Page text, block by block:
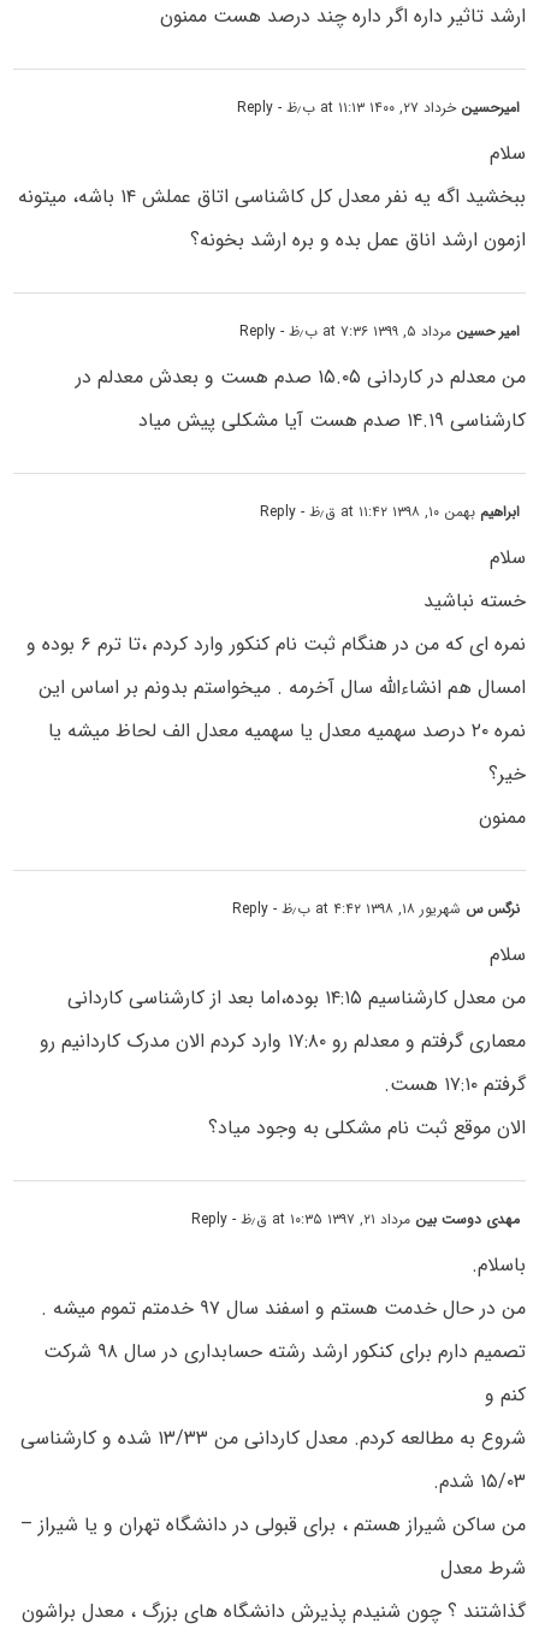
ارشد تاثیر داره اگر داره چند درصد هست ممنون
امیرحسین خرداد ۲۷, ۱۴۰۰ at ۱۱:۱۳ ب٫ظ - Reply
سلام
ببخشید اگه یه نفر معدل کل کاشناسی اتاق عملش ۱۴ باشه، میتونه
ازمون ارشد اناق عمل بده و بره ارشد بخونه؟
امیر حسین مرداد ۵, ۱۳۹۹ at ۷:۳۶ ب٫ظ - Reply
من معدلم در کاردانی ۱۵.۰۵ صدم هست و بعدش معدلم در
کارشناسی ۱۴.۱۹ صدم هست آیا مشکلی پیش میاد
ابراهیم بهمن ۱۰, ۱۳۹۸ at ۱۱:۴۲ ق٫ظ - Reply
سلام
خسته نباشید
نمره ای که من در هنگام ثبت نام کنکور وارد کردم ،تا ترم ۶ بوده و
امسال هم انشاءالله سال آخرمه . میخواستم بدونم بر اساس این
نمره ۲۰ درصد سهمیه معدل یا سهمیه معدل الف لحاظ میشه یا
خیر؟
ممنون
نرگس س شهریور ۱۸, ۱۳۹۸ at ۴:۴۲ ب٫ظ - Reply
سلام
من معدل کارشناسیم ۱۴:۱۵ بوده،اما بعد از کارشناسی کاردانی
معماری گرفتم و معدلم رو ۱۷:۸۰ وارد کردم الان مدرک کاردانیم رو
گرفتم ۱۷:۱۰ هست.
الان موقع ثبت نام مشکلی به وجود میاد؟
مهدی دوست بین مرداد ۲۱, ۱۳۹۷ at ۱۰:۳۵ ق٫ظ - Reply
باسلام.
من در حال خدمت هستم و اسفند سال ۹۷ خدمتم تموم میشه .
تصمیم دارم برای کنکور ارشد رشته حسابداری در سال ۹۸ شرکت
کنم و
شروع به مطالعه کردم. معدل کاردانی من ۱۳/۳۳ شده و کارشناسی
۱۵/۰۳ شدم.
من ساکن شیراز هستم ، برای قبولی در دانشگاه تهران و یا شیراز –
شرط معدل
گذاشتند ؟ چون شنیدم پذیرش دانشگاه های بزرگ ، معدل براشون